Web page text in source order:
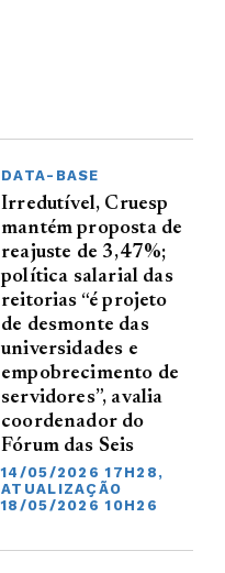
DATA-BASE
Irredutível, Cruesp
mantém proposta de
reajuste de 3,47%;
política salarial das
reitorias “é projeto
de desmonte das
universidades e
empobrecimento de
servidores”, avalia
coordenador do
Fórum das Seis
14/05/2026 17H28,
ATUALIZAÇÃO
18/05/2026 10H26